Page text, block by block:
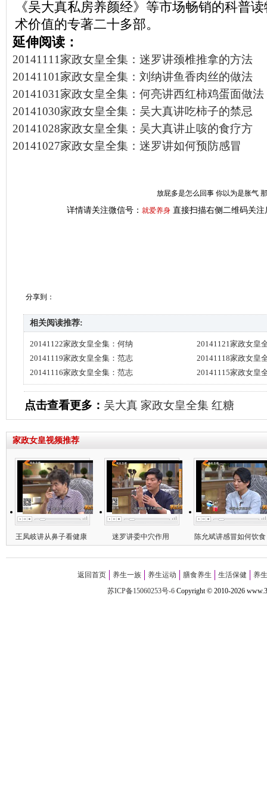
《吴大真私房养颜经》等市场畅销的科普
术价值的专著二十多部。
延伸阅读：
20141111家政女皇全集：迷罗讲颈椎推拿的方法
20141101家政女皇全集：刘纳讲鱼香肉丝的做法
20141031家政女皇全集：何亮讲西红柿鸡蛋面做法
20141030家政女皇全集：吴大真讲吃柿子的禁忌
20141028家政女皇全集：吴大真讲止咳的食疗方
20141027家政女皇全集：迷罗讲如何预防感冒
放屁多是怎么回事 你以为是胀气
详情请关注微信号： 就爱养身 直接扫描右侧二维码关注
分享到：
相关阅读推荐:
20141122家政女皇全集：何纳
20141121家政女皇
20141119家政女皇全集：范志
20141118家政女皇
20141116家政女皇全集：范志
20141115家政女皇
点击查看更多： 吴大真 家政女皇全集 红糖
家政女皇视频推荐
王凤岐讲从鼻子看健康 迷罗讲委中穴作用 陈允斌讲感冒如何饮食
返回首页 养生一族 养生运动 膳食养生 生活保健
养
苏ICP备15060253号-6Copyright©2010-2026